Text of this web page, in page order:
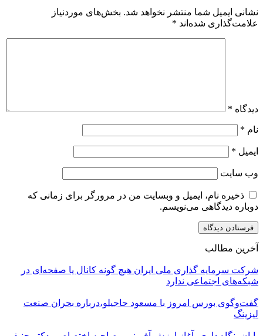
نشانی ایمیل شما منتشر نخواهد شد. بخش‌های موردنیاز
علامت‌گذاری شده‌اند *
دیدگاه *
نام *
ایمیل *
وب‌ سایت
ذخیره نام، ایمیل و وبسایت من در مرورگر برای زمانی که
دوباره دیدگاهی می‌نویسم.
آخرین مطالب
شرکت سرمایه گذاری ملی ایران هیچ گونه کانال یا صفحه‌ای در
شبکه‌های اجتماعی ندارد
گفت‌وگوی بورس امروز با مسعود حاجیلو،درباره بحران صنعت
لیزینگ